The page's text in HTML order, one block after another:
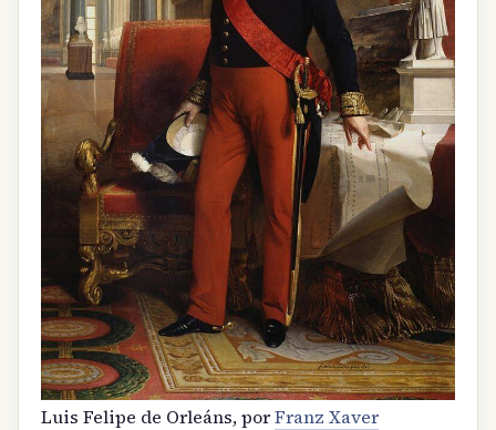
Luis Felipe de Orleáns, porFranz Xaver